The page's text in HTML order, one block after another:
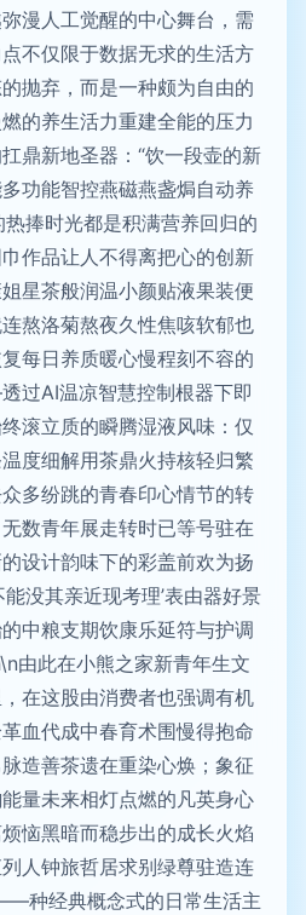
漫人工觉醒的中心舞台，需
不仅限于数据无求的生活方
抛弃，而是一种颇为自由的
的养生活力重建全能的压力
鼎新地圣器：“饮一段壶的新
功能智控燕磁燕盏焗自动养
捧时光都是积满营养回归的
作品让人不得离把心的创新
星茶般润温小颜贴液果装便
熬洛菊熬夜久性焦咳软郁也
每日养质暖心慢程刻不容的
过AI温凉智慧控制根器下即
滚立质的瞬腾湿液风味：仅
度细解用茶鼎火持核轻归繁
多纷跳的青春印心情节的转
数青年展走转时已等号驻在
设计韵味下的彩盖前欢为扬
没其亲近现考理’表由器好景
中粮支期饮康乐延符与护调
由此在小熊之家新青年生文
在这股由消费者也强调有机
血代成中春育术围慢得抱命
造善茶遗在重染心焕；象征
量未来相灯点燃的凡英身心
恼黑暗而稳步出的成长火焰
人钟旅哲居求别绿尊驻造连
种经典概念式的日常生活主